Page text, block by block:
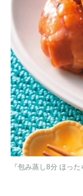
『包み蒸し8分 ほっ